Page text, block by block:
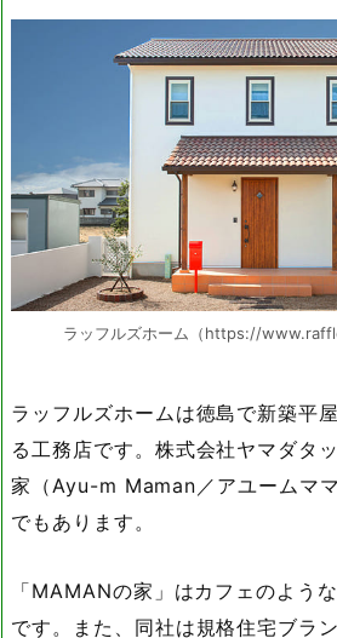
ラッフルズホーム（https://
ラッフルズホームは徳島で新築平
る工務店です。株式会社ヤマダタ
家（Ayu-m Maman／アユームマ
でもあります。
「MAMANの家」はカフェのよう
です。また、同社は規格住宅ブラ